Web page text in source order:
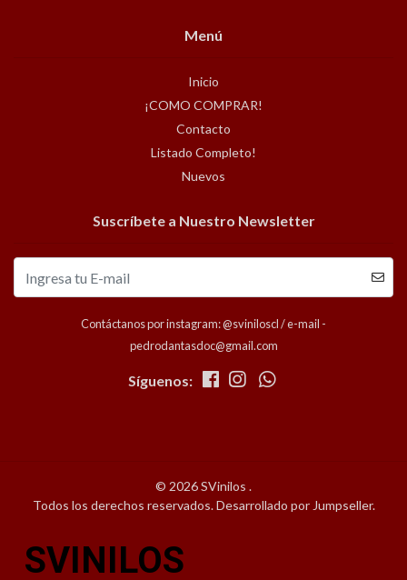
Menú
Inicio
¡COMO COMPRAR!
Contacto
Listado Completo!
Nuevos
Suscríbete a Nuestro Newsletter
Contáctanos por instagram: @sviniloscl / e-mail -
pedrodantasdoc@gmail.com
Síguenos:
© 2026 SVinilos .
Todos los derechos reservados.Desarrollado por Jumpseller.
SVINILOS